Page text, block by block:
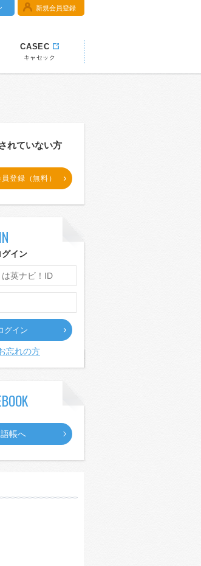
新規会員登録
CASEC
キャセック
れていない方
登録（無料）
イン
グイン
忘れの方
帳へ